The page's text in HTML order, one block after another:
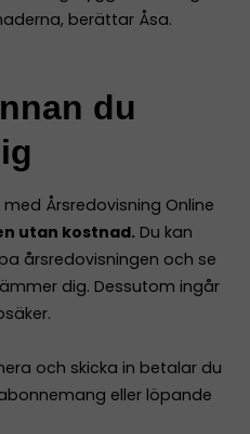
berättar Åsa.
du
Årsredovisning Online
utan kostnad. Du kan
årsredovisningen och se
dig. Dessutom ingår
och skicka in betalar du
eller löpande